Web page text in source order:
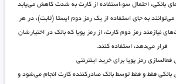
بانکی، احتمال سوء‌استفاده از کارت به شدت کاهش می‌یابد
به جای استفاده از یک رمز دوم ایستا (ثابت)، در هر
نیازمند رمز دوم کارت، از رمز پویا که بانک در اختیارشان
قرار می‌دهد، استفاده کنند.
رمز پویا برای خرید اینترنتی
بانکی فقط و فقط توسط بانک صادرکننده کارت انجام می‌شود و